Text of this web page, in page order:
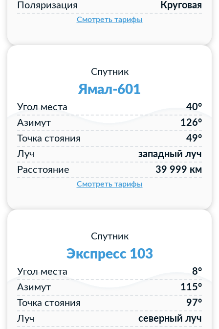
Поляризация
Круговая
Смотреть тарифы
Спутник
Ямал-601
Угол места
40°
Азимут
126°
Точка стояния
49°
Луч
западный луч
Расстояние
39 999 км
Смотреть тарифы
Спутник
Экспресс 103
Угол места
8°
Азимут
115°
Точка стояния
97°
Луч
северный луч